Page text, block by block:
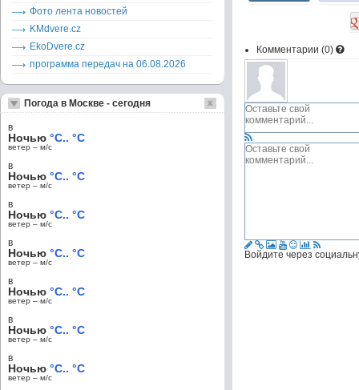
Комментарии (0)
Войдите через
Фото лента новостей
KMdvere.cz
EkoDvere.cz
программа передач на 06.08.2026
Погода в Москве - сегодня
в
Ночью °C.. °C
ветер – м/c
в
Ночью °C.. °C
ветер – м/c
в
Ночью °C.. °C
ветер – м/c
в
Ночью °C.. °C
ветер – м/c
в
Ночью °C.. °C
ветер – м/c
в
Ночью °C.. °C
ветер – м/c
в
Ночью °C.. °C
ветер – м/c